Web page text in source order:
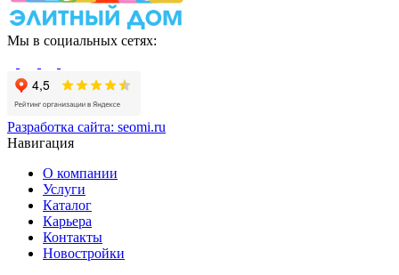
Мы в социальных сетях:
Разработка сайта: seomi.ru
Навигация
О компании
Услуги
Каталог
Карьера
Контакты
Новостройки